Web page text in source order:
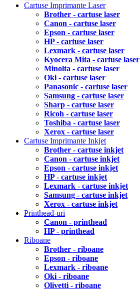
Cartuse Imprimante Laser
Brother - cartuse laser
Canon - cartuse laser
Epson - cartuse laser
HP - cartuse laser
Lexmark - cartuse laser
Kyocera Mita - cartuse laser
Minolta - cartuse laser
Oki - cartuse laser
Panasonic - cartuse laser
Samsung - cartuse laser
Sharp - cartuse laser
Ricoh - cartuse laser
Toshiba - cartuse laser
Xerox - cartuse laser
Cartuse Imprimante Inkjet
Brother - cartuse inkjet
Canon - cartuse inkjet
Epson - cartuse inkjet
HP - cartuse inkjet
Lexmark - cartuse inkjet
Samsung - cartuse inkjet
Xerox - cartuse inkjet
Printhead-uri
Canon - printhead
HP - printhead
Riboane
Brother - riboane
Epson - riboane
Lexmark - riboane
Oki - riboane
Olivetti - riboane